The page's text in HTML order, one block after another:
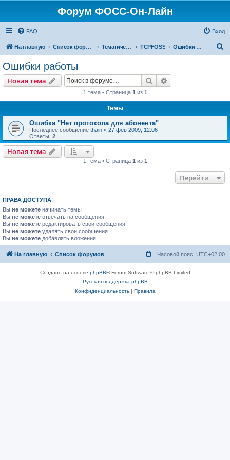
Форум ФОСС-Он-Лайн
FAQ Вход
На главную Список форумов Тематический форум TCPFOSS Ошибки работы
Ошибки работы
Новая тема Поиск
1 тема • Страница 1 из 1
Темы
Ошибка "Нет протокола для абонента"
Последнее сообщение thain « 27 фев 2009, 12:06
Ответы: 2
Новая тема
1 тема • Страница 1 из 1
Перейти
ПРАВА ДОСТУПА
Вы не можете начинать темы
Вы не можете отвечать на сообщения
Вы не можете редактировать свои сообщения
Вы не можете удалять свои сообщения
Вы не можете добавлять вложения
На главную Список форумов Часовой пояс: UTC+02:00
Создано на основе phpBB® Forum Software © phpBB Limited
Русская поддержка phpBB
Конфиденциальность| Правила